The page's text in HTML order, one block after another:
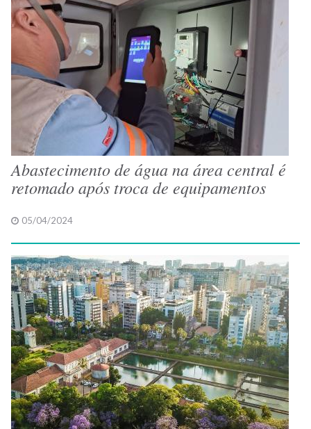
Abastecimento de água na área central é
retomado após troca de equipamentos
05/04/2024